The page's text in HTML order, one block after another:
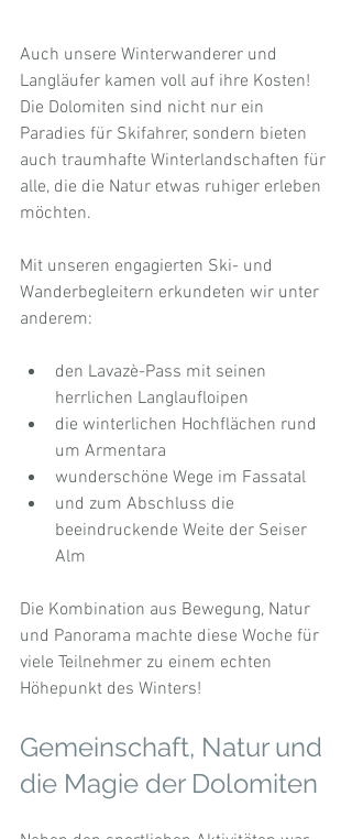
Auch unsere Winterwanderer und
Langläufer kamen voll auf ihre Kosten!
Die Dolomiten sind nicht nur ein
Paradies für Skifahrer, sondern bieten
auch traumhafte Winterlandschaften für
alle, die die Natur etwas ruhiger erleben
möchten.
Mit unseren engagierten Ski- und
Wanderbegleitern erkundeten wir unter
anderem:
den Lavazè-Pass mit seinen
herrlichen Langlaufloipen
die winterlichen Hochflächen rund
um Armentara
wunderschöne Wege im Fassatal
und zum Abschluss die
beeindruckende Weite der Seiser
Alm
Die Kombination aus Bewegung, Natur
und Panorama machte diese Woche für
viele Teilnehmer zu einem echten
Höhepunkt des Winters!
Gemeinschaft, Natur und
die Magie der Dolomiten